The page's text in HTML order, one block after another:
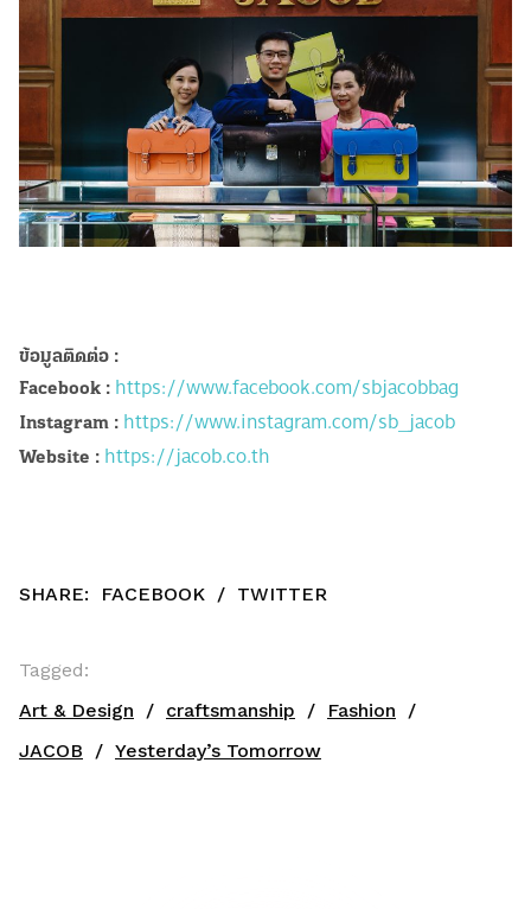
ข้อมูลติดต่อ :
Facebook : https://www.facebook.com/sbjacobbag
Instagram : https://www.instagram.com/sb_jacob
Website : https://jacob.co.th
SHARE: FACEBOOK / TWITTER
Tagged:
Art & Design
craftsmanship
Fashion
JACOB
Yesterday’s Tomorrow